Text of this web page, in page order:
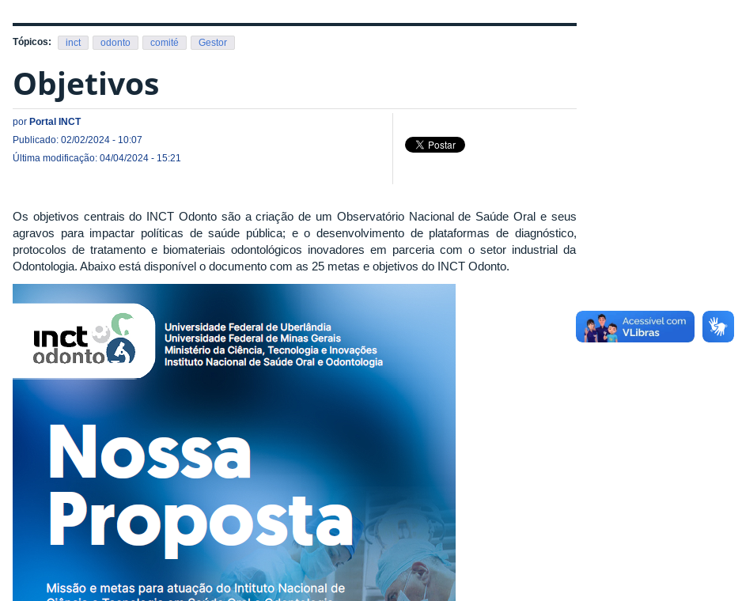
Tópicos: inct odonto comité Gestor
Objetivos
por Portal INCT
Publicado: 02/02/2024 - 10:07
Última modificação: 04/04/2024 - 15:21
Os objetivos centrais do INCT Odonto são a criação de um Observatório Nacional de Saúde Oral e seus
agravos para impactar políticas de saúde pública; e o desenvolvimento de plataformas de diagnóstico,
protocolos de tratamento e biomateriais odontológicos inovadores em parceria com o setor industrial da
Odontologia. Abaixo está disponível o documento com as 25 metas e objetivos do INCT Odonto.